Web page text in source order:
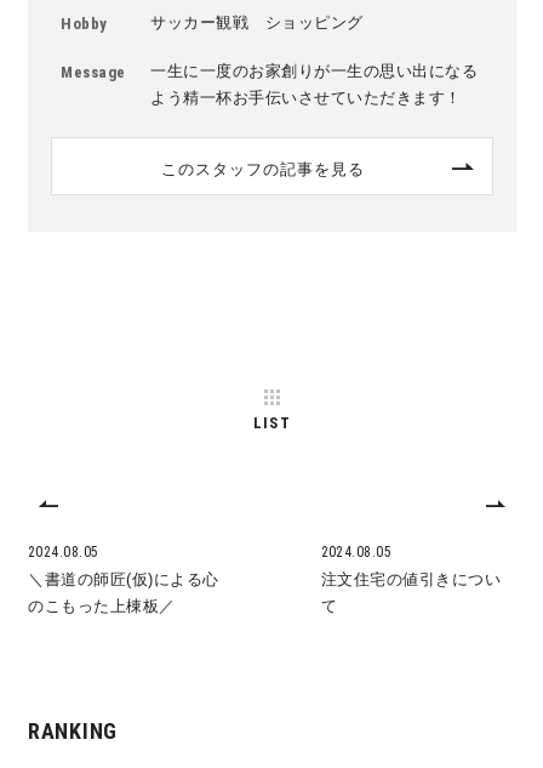
Hobby サッカー観戦 ショッピング
Message
一生に一度のお家創りが一生の思い出になる
よう精一杯お手伝いさせていただきます！
このスタッフの記事を見る
2024.08.05
＼書道の師匠(仮)による心
のこもった上棟板／
LIST
2024.08.05
注文住宅の値引きについ
て
RANKING